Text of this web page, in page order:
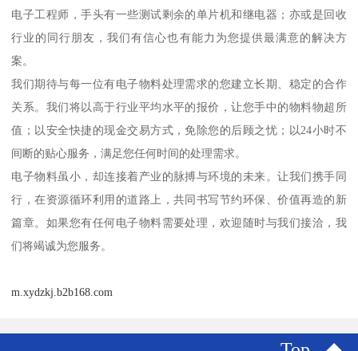
电子工程师，手头有一些测试剩余的单片机和继电器；亦或是回收
行业的同行朋友，我们有信心也有能力为您提供最满意的解决方
案。
我们期待与每一位有电子物料处理需求的您建立长期、稳定的合作
关系。我们将以高于行业平均水平的报价，让您手中的物料物超所
值；以安全快捷的现金交易方式，免除您的后顾之忧；以24小时不
间断的贴心服务，满足您任何时间的处理需求。
电子物料虽小，却连接着产业的脉搏与环境的未来。让我们携手同
行，在资源循环利用的道路上，共同书写节约环保、价值再造的新
篇章。如果您有任何电子物料需要处理，欢迎随时与我们接洽，我
们将竭诚为您服务。
m.xydzkj.b2b168.com